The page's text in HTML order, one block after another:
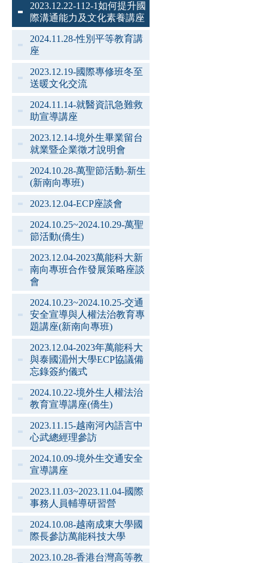
2023.12.22-112-1如何提升國
際溝通能力及文化素養講座
2024.11.28-性別平等教育講
座
2023.12.19-國際專修班冬至
送暖文化交流
2024.11.14-就醫資訊急難救
助宣導講座
2023.12.14-境外生畢業留台
就業暨企業徵才說明會
2024.10.28-萬聖節活動-新生
(新南向專班)
2023.12.04-ECP座談會
2024.10.25~2024.10.29-萬聖
節活動(僑生)
2023.12.04-2023萬能科大新
南向專班合作發展策略座談
會
2024.10.23~2024.10.25-交通
安全宣導與人權法治教育專
題講座(新南向專班)
2023.12.04-2023年萬能科大
與泰國湄州大學ECP協議備
忘錄簽約儀式
2024.10.22-境外生人權法治
教育宣導講座(僑生)
2023.11.15-越南河內語言中
心武總經理參訪
2024.10.09-境外生交通安全
宣導講座
2023.11.03~2023.11.04-國際
事務人員輔導研習營
2024.10.08-越南成東大學國
際長參訪萬能科技大學
2023.10.28-香港台灣高等教